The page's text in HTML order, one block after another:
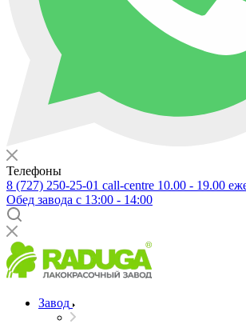
Телефоны
8 (727) 250-25-01 call-centre 10.00 - 19.00
Обед завода с 13:00 - 14:00
Завод